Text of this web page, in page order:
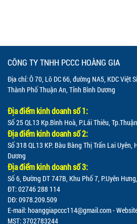
CÔNG TY TNHH PCCC HOÀNG GIA
Địa chỉ: Ô 70, Lô DC 66, đường NA5, KDC Việt
Thành Phố Thuận An, Tỉnh Bình Dương
Địa điểm kinh doanh số 1:
Số 25 QL13 Kp.Bình Hoà, P.Lái Thiêu,
Địa điểm kinh doanh số 2:
Số 318 QL13 KP. Bàu Bàng Thị Trấn Lai Uyên,
Dương
Địa điểm kinh doanh số 3:
Số 6, Đường DT 747B, Khu Phố 7, P.Uyên
ĐT: 02746 288 114
DĐ: 0978.209.509
E-mail:hoanggiapccc114@gmail.com-
MST: 3702783244